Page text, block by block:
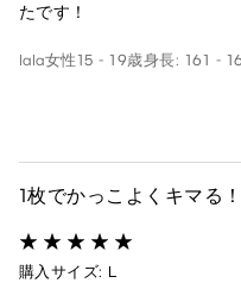
たです！
lala女性 15 - 19歳身長: 161 -
1枚でかっこよくキマる
購入サイズ: L